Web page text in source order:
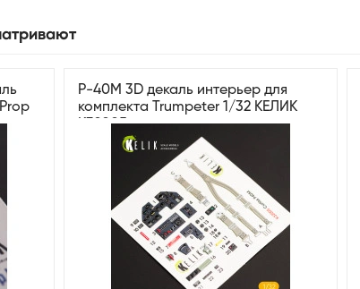
P-40M 3D декаль интерьер для
комплекта Trumpeter 1/32 КЕЛИК
K32005